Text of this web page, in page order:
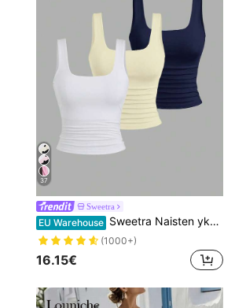
37
Sweetra
EU Warehouse Sweetra Naisten yksivärinen neliönmuotoinen pääntie laskostettu tyköistuva rento toppi 3 kpl, toppi, naisten toppi
(1000+)
16.15€